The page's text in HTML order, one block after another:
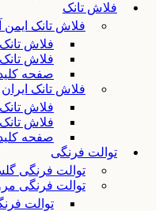
فلاش تانک
فلاش تانک ایمن
فلاش
فلاش
صفحه
فلاش تانک ایران
فلاش تانک
فلاش
صفحه
توالت فرنگی
توالت فرنگی
توالت فرنگی
توالت